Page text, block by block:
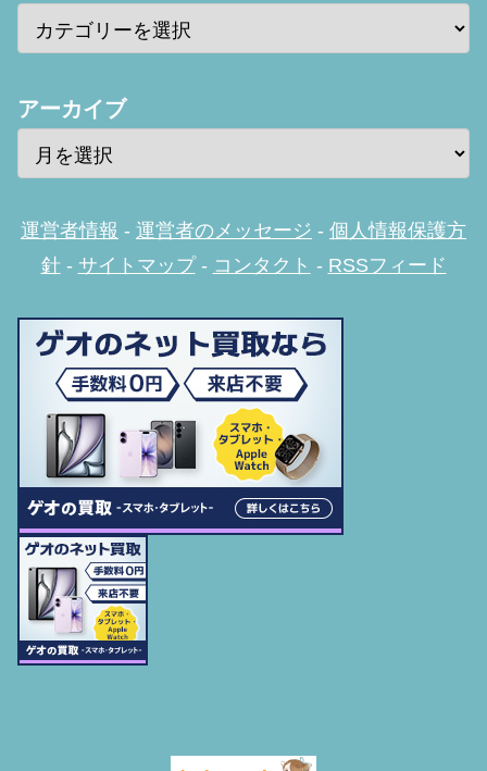
アーカイブ
運営者情報 - 運営者のメッセージ - 個人情報保護方
針- サイトマップ- コンタクト - RSSフィード